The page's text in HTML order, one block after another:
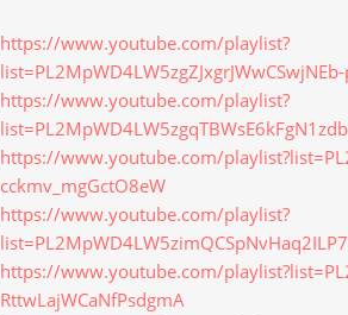
https://www.youtube.com/playlist?
https://www.youtube.com/playlist?
https://www.youtube.com/
cckmv_mgGctO8eW
https://www.youtube.com/playlist?
https://www.youtube.com/
RttwLajWCaNfPsdgmA